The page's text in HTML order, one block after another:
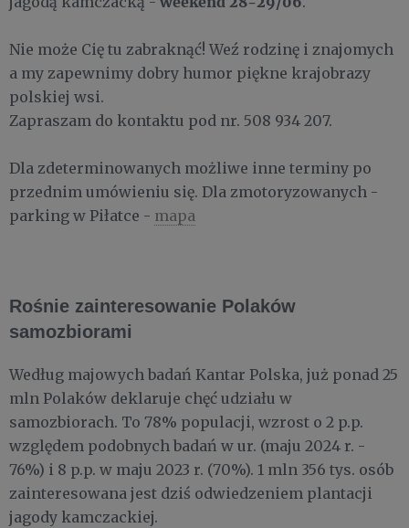
Nie może Cię tu zabraknąć! Weź rodzinę i znajomych
a my zapewnimy dobry humor piękne krajobrazy
polskiej wsi.
Zapraszam do kontaktu pod nr. 508 934 207.
Dla zdeterminowanych możliwe inne terminy po
przednim umówieniu się. Dla zmotoryzowanych -
parking w Piłatce - mapa
Rośnie zainteresowanie Polaków
samozbiorami
Według majowych badań Kantar Polska, już ponad 25
mln Polaków deklaruje chęć udziału w
samozbiorach. To 78% populacji, wzrost o 2 p.p.
względem podobnych badań w ur. (maju 2024 r. -
76%) i 8 p.p. w maju 2023 r. (70%). 1 mln 356 tys. osób
zainteresowana jest dziś odwiedzeniem plantacji
jagody kamczackiej.